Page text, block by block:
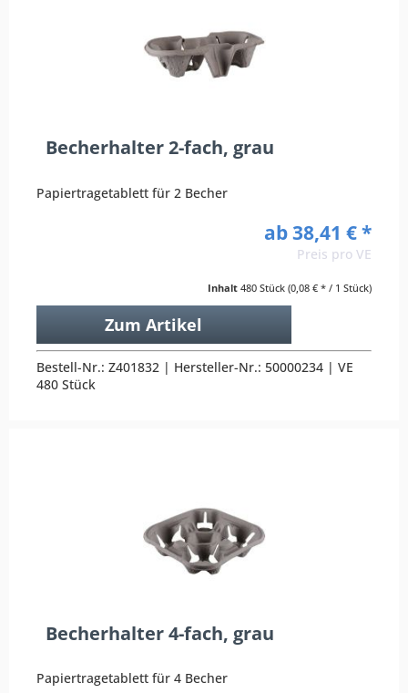
Becherhalter 2-fach, grau
Papiertragetablett für 2 Becher
ab 38,41 € *
Preis pro VE
Inhalt 480 Stück (0,08 € * / 1 Stück)
Zum Artikel
Bestell-Nr.: Z401832 | Hersteller-Nr.: 50000234 | VE
480 Stück
Becherhalter 4-fach, grau
Papiertragetablett für 4 Becher